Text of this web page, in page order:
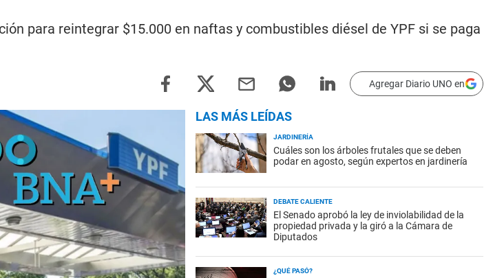
para reintegrar $15.000 en naftas y combustibles diésel de YPF si se paga
Agregar Diario UNO en
LAS MÁS LEÍDAS
JARDINERÍA
Cuáles son los árboles frutales que se deben
podar en agosto, según expertos en jardinería
DEBATE CALIENTE
El Senado aprobó la ley de inviolabilidad de la
propiedad privada y la giró a la Cámara de
Diputados
¿QUÉ PASÓ?